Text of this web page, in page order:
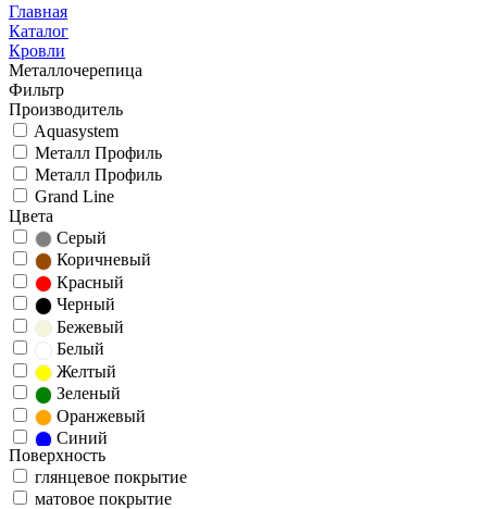
Главная
Каталог
Кровли
Металлочерепица
Фильтр
Производитель
Aquasystem
Металл Профиль
Металл Профиль
Grand Line
Цвета
Серый
Коричневый
Красный
Черный
Бежевый
Белый
Желтый
Зеленый
Оранжевый
Синий
Поверхность
глянцевое покрытие
матовое покрытие